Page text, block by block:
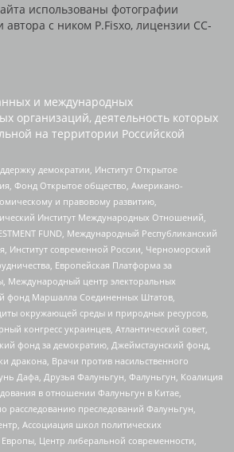
использованы фотографии
автора с ником P.Fisxo, лицензии CC-
и международных
организаций, деятельность которых
на территории Российской
демократии, Институт Открытое
Фонд Открытое общество, Американо-
и правовому развитию,
Институт Международных Отношений,
FUND, Международный Республиканский
Институт современной России, Черноморский
Европейская Платформа за
Международный центр электоральных
фонд Маршалла Соединенных Штатов,
окружающей среды и природных ресурсов,
конгресс украинцев, Атлантический совет,
фонд за демократию, Джеймстаунский фонд,
дракона, Врачи против насильственного
Дафа, Друзья Фалуньгун, Фалуньгун, Коалиция
в отношении Фалуньгун в Китае,
расследованию преследований Фалуньгун,
Ассоциация школ политических
Центр либеральной современности,